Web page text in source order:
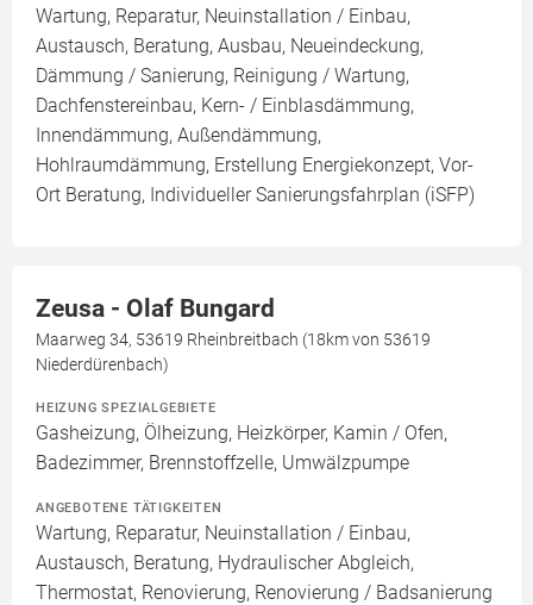
Wartung, Reparatur, Neuinstallation / Einbau,
Austausch, Beratung, Ausbau, Neueindeckung,
Dämmung / Sanierung, Reinigung / Wartung,
Dachfenstereinbau, Kern- / Einblasdämmung,
Innendämmung, Außendämmung,
Hohlraumdämmung, Erstellung Energiekonzept, Vor-
Ort Beratung, Individueller Sanierungsfahrplan (iSFP)
Zeusa - Olaf Bungard
Maarweg 34, 53619 Rheinbreitbach (18km von 53619
Niederdürenbach)
HEIZUNG SPEZIALGEBIETE
Gasheizung, Ölheizung, Heizkörper, Kamin / Ofen,
Badezimmer, Brennstoffzelle, Umwälzpumpe
ANGEBOTENE TÄTIGKEITEN
Wartung, Reparatur, Neuinstallation / Einbau,
Austausch, Beratung, Hydraulischer Abgleich,
Thermostat, Renovierung, Renovierung / Badsanierung